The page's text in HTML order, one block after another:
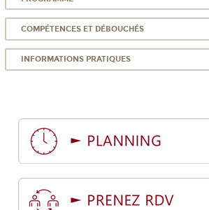
COMPÉTENCES ET DÉBOUCHÉS
INFORMATIONS PRATIQUES